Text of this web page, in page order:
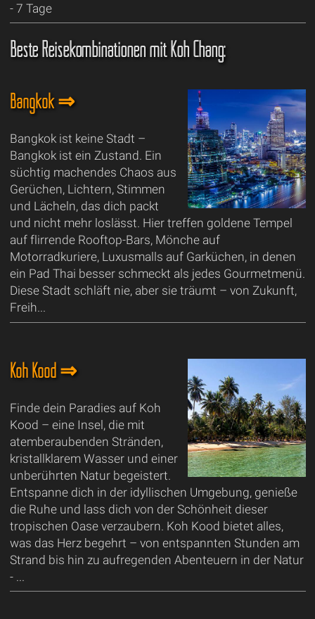
- 7 Tage
Beste Reisekombinationen mit Koh Chang:
Bangkok ⇒
Bangkok ist keine Stadt –
Bangkok ist ein Zustand. Ein
süchtig machendes Chaos aus
Gerüchen, Lichtern, Stimmen
und Lächeln, das dich packt
und nicht mehr loslässt. Hier treffen goldene Tempel
auf flirrende Rooftop-Bars, Mönche auf
Motorradkuriere, Luxusmalls auf Garküchen, in denen
ein Pad Thai besser schmeckt als jedes Gourmetmenü.
Diese Stadt schläft nie, aber sie träumt – von Zukunft,
Freih...
Koh Kood ⇒
Finde dein Paradies auf Koh
Kood – eine Insel, die mit
atemberaubenden Stränden,
kristallklarem Wasser und einer
unberührten Natur begeistert.
Entspanne dich in der idyllischen Umgebung, genieße
die Ruhe und lass dich von der Schönheit dieser
tropischen Oase verzaubern. Koh Kood bietet alles,
was das Herz begehrt – von entspannten Stunden am
Strand bis hin zu aufregenden Abenteuern in der Natur
- ...